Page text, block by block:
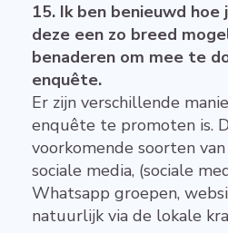
15. Ik ben benieuwd
deze een zo breed
benaderen om mee te
enquête.
Er zijn verschillende
enquête te promoten is.
voorkomende soorten
sociale media, (sociale
Whatsapp groepen,
natuurlijk via de lokale